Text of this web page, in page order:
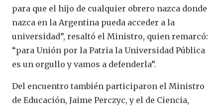
para que el hijo de cualquier obrero nazca donde
nazca en la Argentina pueda acceder a la
universidad”, resaltó el Ministro, quien remarcó:
“para Unión por la Patria la Universidad Pública
es un orgullo y vamos a defenderla”.
Del encuentro también participaron el Ministro
de Educación, Jaime Perczyc, y el de Ciencia,